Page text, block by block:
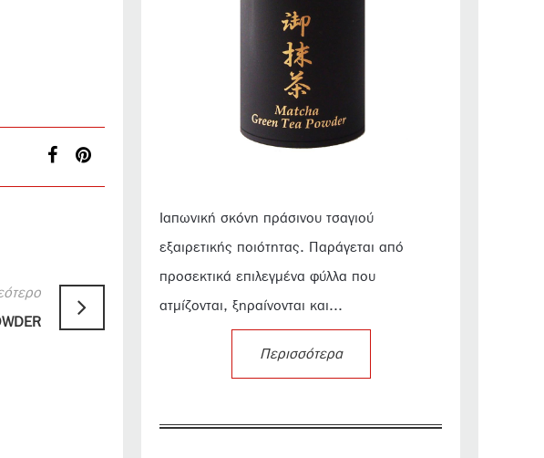
Ιαπωνική σκόνη πράσινου τσαγιού
εξαιρετικής ποιότητας. Παράγεται από
προσεκτικά επιλεγμένα φύλλα που
ατμίζονται, ξηραίνονται και...
Περισσότερα